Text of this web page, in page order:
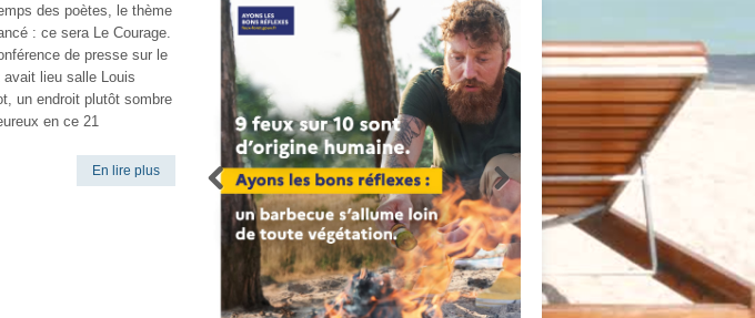
des poètes, le thème
: ce sera Le Courage.
de presse sur le
avait lieu salle Louis
un endroit plutôt sombre
en ce 21
En lire plus